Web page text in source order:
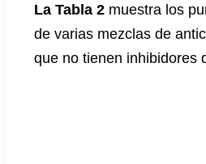
La Tabla 2 muestra los
de varias mezclas de
que no tienen inhibidores